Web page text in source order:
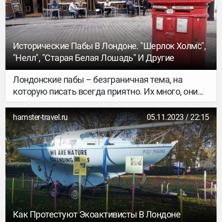
в зале.
Исторические Пабы В Лондоне. "Шерлок Холмс",
"Нелл", "Старая Белая Лошадь" И Другие
Лондонские пабы – безграничная тема, на
которую писать всегда приятно. Их много, они
разные, и многие из них хранят истории
далекого прошлого. А еще лондонские пабы
невероятно красивы снаружи и уютны внутри.
По вечерам в пабах собираются люди самого
разного возраста и профессий. Рабочие, клерки,
студенты, пожилые дамы – тут можно встретить
кого угодно! Сегодня я расскажу про пять пабов
с интересными историями.
hamster-travel.ru 05.11.2023 / 22:15
Как Протестуют Экоактивисты В Лондоне